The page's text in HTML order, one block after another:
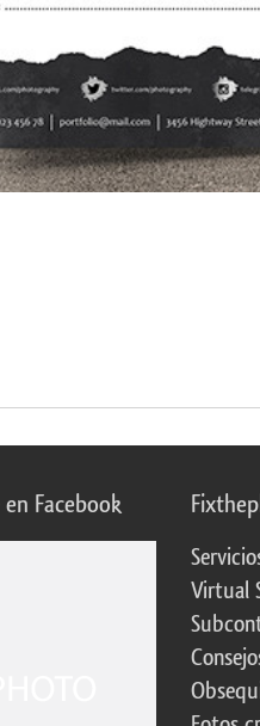
Facebook
Virtual